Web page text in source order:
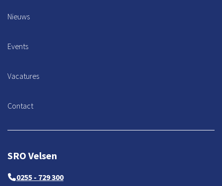
Nieuws
Events
Vacatures
Contact
SRO Velsen
0255 - 729 300